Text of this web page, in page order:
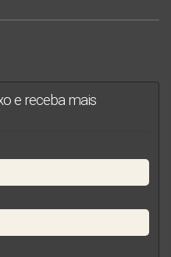
e receba mais